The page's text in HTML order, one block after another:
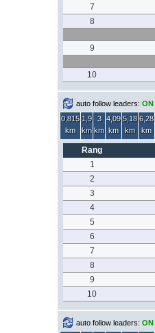
7
8
9
10
auto follow leaders: ON
0,815
km
1,9
km
3
km
4,09
km
5,18
km
6,28
km
Rang
1
2
3
4
5
6
7
8
9
10
auto follow leaders: ON